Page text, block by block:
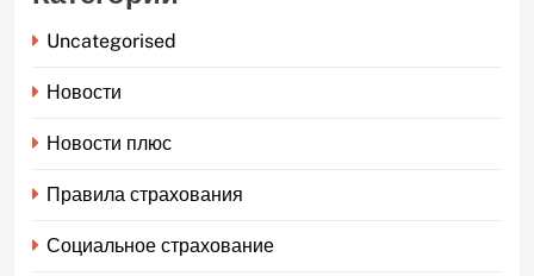
Uncategorised
Новости
Новости плюс
Правила страхования
Социальное страхование